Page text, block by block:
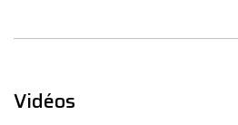
Vidéos